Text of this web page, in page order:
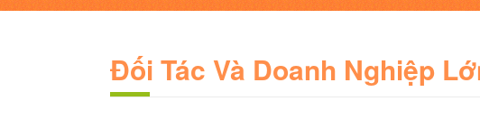
Đối Tác Và Doanh Nghiệp